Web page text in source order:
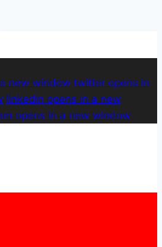
new window twitteropens in
linkedin opens in a new
opens in a new window